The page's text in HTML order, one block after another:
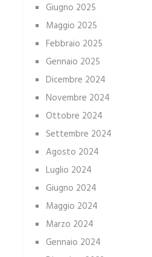
Giugno 2025
Maggio 2025
Febbraio 2025
Gennaio 2025
Dicembre 2024
Novembre 2024
Ottobre 2024
Settembre 2024
Agosto 2024
Luglio 2024
Giugno 2024
Maggio 2024
Marzo 2024
Gennaio 2024